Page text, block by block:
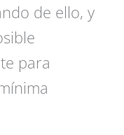
de ello, y
para